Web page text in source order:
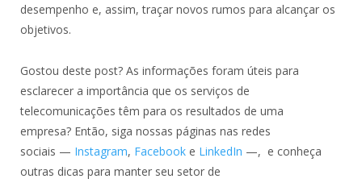
desempenho e, assim, traçar novos rumos para alcançar os
objetivos.
Gostou deste post? As informações foram úteis para
esclarecer a importância que os serviços de
telecomunicações têm para os resultados de uma
empresa? Então, siga nossas páginas nas redes
sociais — Instagram, Facebook e LinkedIn —, e conheça
outras dicas para manter seu setor de